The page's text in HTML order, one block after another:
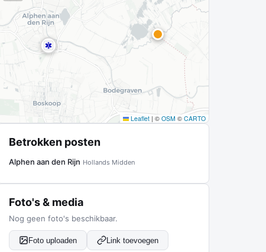
Leaflet | © OSM © CARTO
Betrokken posten
Alphen aan den Rijn Hollands Midden
Foto's & media
Nog geen foto's beschikbaar.
Foto uploaden Link toevoegen